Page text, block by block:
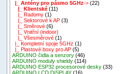
|_ Antény pro pásmo 5GHz-> (22)
|_ Klientské (11)
|_ Radomy (1)
|_ Sektorové k AP (3)
|_ Směrové (6)
|_ Vnitřní (indoor)
|_ Všesměrové (1)
|_ Kompletní spoje 5GHz (1)
|_ Plastové boxy pro AP (5)
ARDUINO čidla a senzory (46)
ARDUINO moduly shieldy (114)
ARDUINO ESP32 procesorové desky (33)
ARDUINO LCD DISPLAY (16)